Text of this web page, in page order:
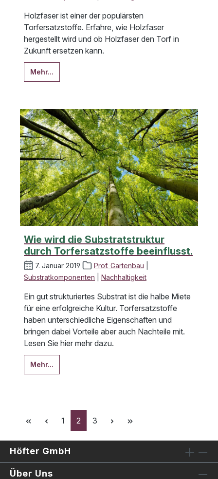
Holzfaser ist einer der populärsten
Torfersatzstoffe. Erfahre, wie Holzfaser
hergestellt wird und ob Holzfaser den Torf in
Zukunft ersetzen kann.
Mehr...
Wie wird die Substratstruktur
durch Torfersatzstoffe beeinflusst.
7. Januar 2019 Prof. Gartenbau
Substratkomponenten
Nachhaltigkeit
Ein gut strukturiertes Substrat ist die halbe Miete
für eine erfolgreiche Kultur. Torfersatzstoffe
haben unterschiedliche Eigenschaften und
bringen dabei Vorteile aber auch Nachteile mit.
Lesen Sie hier mehr dazu.
Mehr...
Seite
1 Seite
2 Seite
3
Höfter GmbH
Über Uns